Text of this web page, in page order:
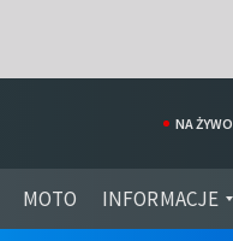
MOTO INFORMACJE
NA ŻYWO